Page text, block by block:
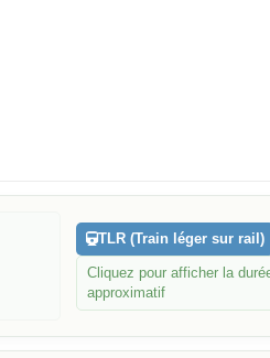
TLR (Train léger sur rail)
Cliquez pour afficher la
approximatif